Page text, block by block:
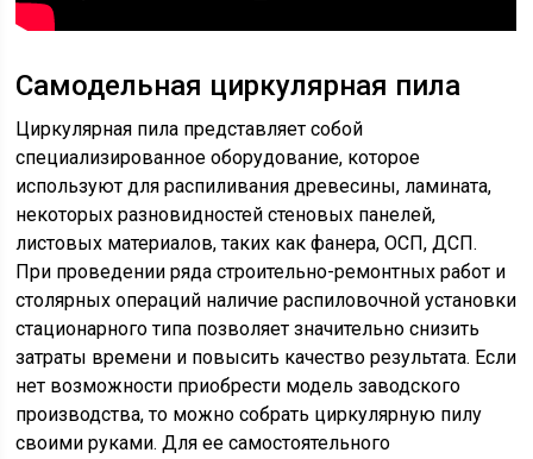
Самодельная циркулярная пила
Циркулярная пила представляет собой
специализированное оборудование, которое
используют для распиливания древесины, ламината,
некоторых разновидностей стеновых панелей,
листовых материалов, таких как фанера, ОСП, ДСП.
При проведении ряда строительно-ремонтных работ и
столярных операций наличие распиловочной установки
стационарного типа позволяет значительно снизить
затраты времени и повысить качество результата. Если
нет возможности приобрести модель заводского
производства, то можно собрать циркулярную пилу
своими руками. Для ее самостоятельного